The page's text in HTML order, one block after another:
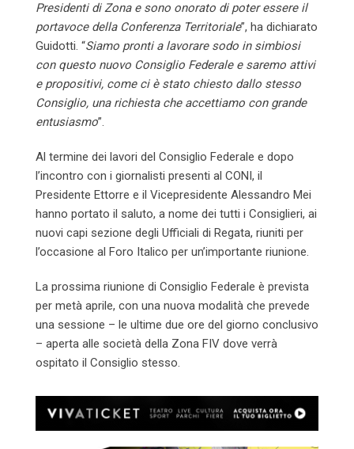
Presidenti di Zona e sono onorato di poter essere il
portavoce della Conferenza Territoriale”, ha dichiarato
Guidotti. “Siamo pronti a lavorare sodo in simbiosi
con questo nuovo Consiglio Federale e saremo attivi
e propositivi, come ci è stato chiesto dallo stesso
Consiglio, una richiesta che accettiamo con grande
entusiasmo”.
Al termine dei lavori del Consiglio Federale e dopo
l’incontro con i giornalisti presenti al CONI, il
Presidente Ettorre e il Vicepresidente Alessandro Mei
hanno portato il saluto, a nome dei tutti i Consiglieri, ai
nuovi capi sezione degli Ufficiali di Regata, riuniti per
l’occasione al Foro Italico per un’importante riunione.
La prossima riunione di Consiglio Federale è prevista
per metà aprile, con una nuova modalità che prevede
una sessione – le ultime due ore del giorno conclusivo
– aperta alle società della Zona FIV dove verrà
ospitato il Consiglio stesso.